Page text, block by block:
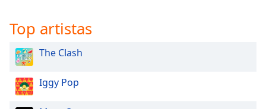
Opacity
Text
Background
Top artistas
The Clash
Iggy Pop